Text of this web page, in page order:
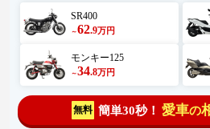
ーク#ジュゴンの肉は美味い
#kawasaki#KSR#ポッケちゃんはお
休み#仲良し#楽しい#面白い#花#お
花見#花は良いよ#癒やし#鼻水#ム
スカリはマサカリじゃないよ#ヘビ
は虫にウヒと書くよ（蛇）#バイク
です
SR400
～62.9万円
モンキー125
～34.8万円
無料 簡単30秒！ 愛車の